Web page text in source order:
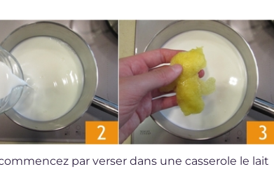
par verser dans une casserole le lait